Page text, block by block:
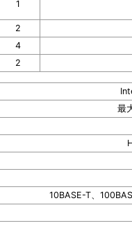
1
2
4
2
最
10BASE-T、